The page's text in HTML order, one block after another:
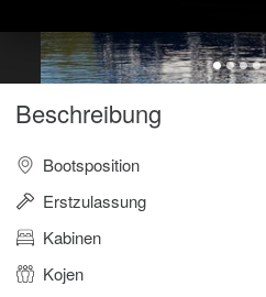
Beschreibung
Bootsposition
Erstzulassung
Kabinen
Kojen